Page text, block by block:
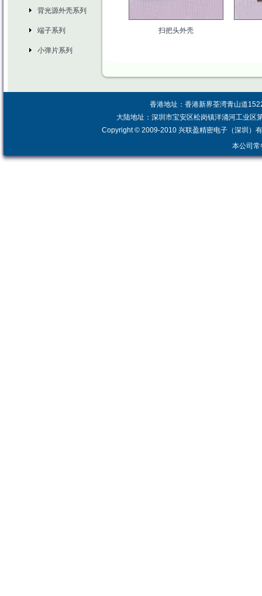
背光源外壳系列
端子系列
小弹片系列
扫把头外壳
香港地址：香港新界荃湾青山道
大陆地址：深圳市宝安区松岗镇洋涌河工业
Copyright © 2009-2010 兴联盈精密电子（深圳）
本公司